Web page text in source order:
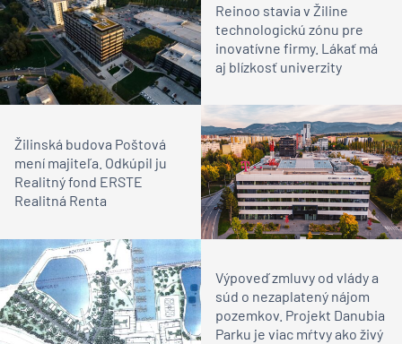
Reinoo stavia v Žiline
technologickú zónu pre
inovatívne firmy. Lákať má
aj blízkosť univerzity
Žilinská budova Poštová
mení majiteľa. Odkúpil ju
Realitný fond ERSTE
Realitná Renta
Výpoveď zmluvy od vlády a
súd o nezaplatený nájom
pozemkov. Projekt Danubia
Parku je viac mŕtvy ako živý